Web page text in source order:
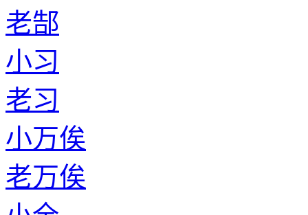
老郜
小习
老习
小万俟
老万俟